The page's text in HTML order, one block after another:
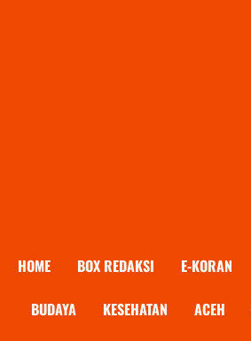
HOME BOX REDAKSI E-KORAN
BUDAYA KESEHATAN ACEH